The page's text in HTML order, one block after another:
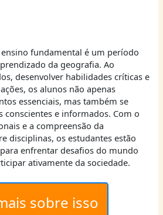
fundamental é um período
da geografia. Ao
desenvolver habilidades críticas e
os alunos não apenas
essenciais, mas também se
conscientes e informados. Com o
e a compreensão da
disciplinas, os estudantes estão
enfrentar desafios do mundo
ativamente da sociedade.
sobre isso